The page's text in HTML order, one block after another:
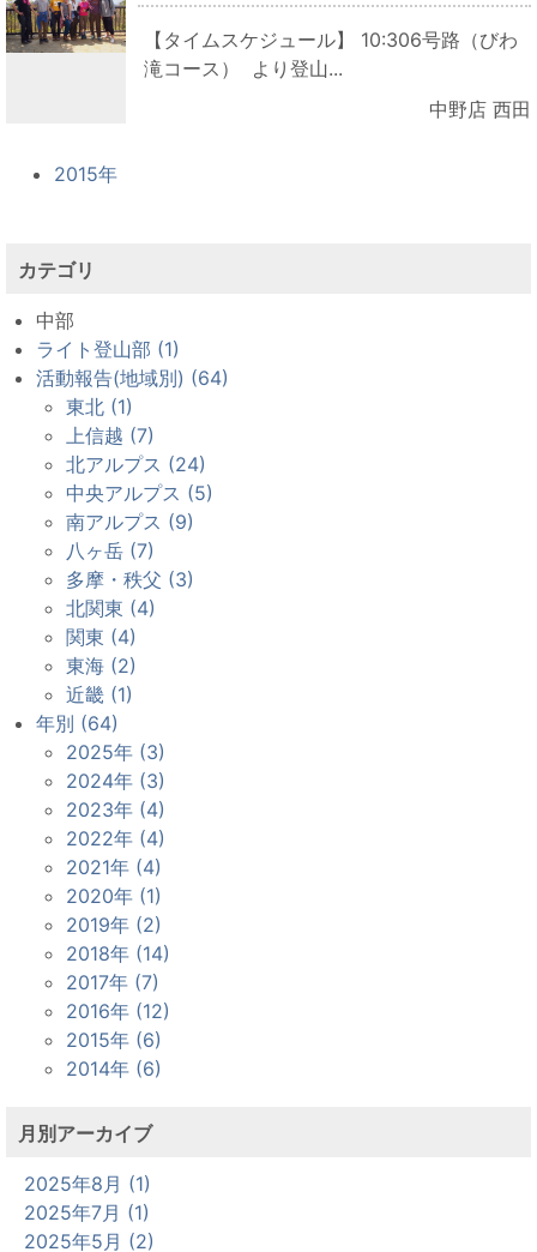
【タイムスケジュール】 10:306号路（びわ
滝コース） より登山...
中野店 西田
2015年
カテゴリ
中部
ライト登山部 (1)
活動報告(地域別) (64)
東北 (1)
上信越 (7)
北アルプス (24)
中央アルプス (5)
南アルプス (9)
八ヶ岳 (7)
多摩・秩父 (3)
北関東 (4)
関東 (4)
東海 (2)
近畿 (1)
年別 (64)
2025年 (3)
2024年 (3)
2023年 (4)
2022年 (4)
2021年 (4)
2020年 (1)
2019年 (2)
2018年 (14)
2017年 (7)
2016年 (12)
2015年 (6)
2014年 (6)
月別アーカイブ
2025年8月 (1)
2025年7月 (1)
2025年5月 (2)